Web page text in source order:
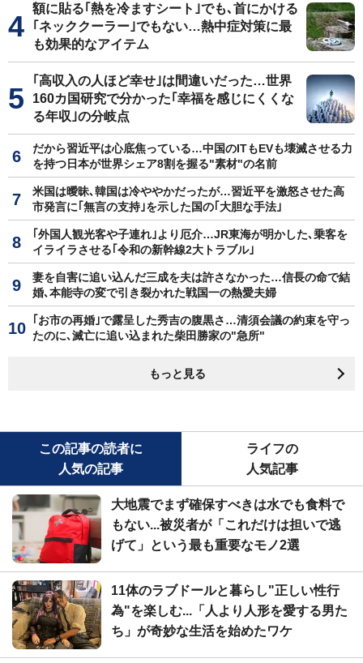
額に貼る｢熱を冷ますシート｣でも､首にかける
｢ネッククーラー｣でもない…熱中症対策に最
も効果的なアイテム
｢高収入の人ほど幸せ｣は間違いだった…世界
160カ国研究で分かった｢幸福を感じにくくな
る年収｣の分岐点
だから習近平は心底焦っている…中国のITもEVも壊滅させる力
を持つ日本が世界シェア8割を握る"素材"の名前
米国は曖昧､韓国は冷ややかだったが…習近平を激怒させた高
市発言に｢無言の支持｣を示した国の｢大胆な手法｣
｢外国人観光客や子連れ｣より厄介…JR東海が明かした､乗客を
イライラさせる｢令和の新幹線2大トラブル｣
妻を自害に追い込んだ三成を夫は許さなかった…信長の命で結
婚､本能寺の変で引き裂かれた戦国一の熱愛夫婦
｢お市の再婚｣で露呈した秀吉の腹黒さ…清須会議の約束を守っ
たのに､滅亡に追い込まれた柴田勝家の"急所"
もっと見る
この記事の読者に
人気の記事
ライフの
人気記事
大地震でまず確保すべきは水でも食料で
もない...被災者が「これだけは担いで逃
げて」という最も重要なモノ2選
11体のラブドールと暮らし"正しい性行
為"を楽しむ...「人より人形を愛する男た
ち」が奇妙な生活を始めたワケ